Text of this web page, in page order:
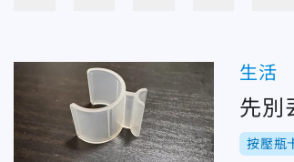
生活
先別
按壓瓶